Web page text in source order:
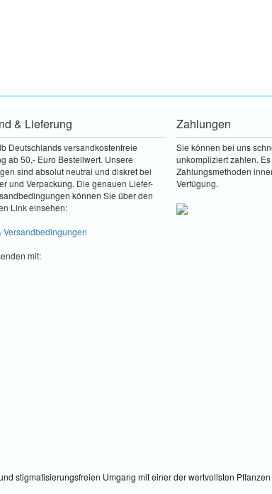
& Lieferung
Deutschlands versandkostenfreie
ab 50,- Euro Bestellwert. Unsere
sind absolut neutral und diskret bei
und Verpackung. Die genauen Liefer-
können Sie über den
Link einsehen:
Versandbedingungen
mit:
Zahlungen
Sie können bei uns
unkompliziert zahlen.
Zahlungsmethoden
Verfügung.
stigmatisierungsfreien Umgang mit einer der wertvollsten